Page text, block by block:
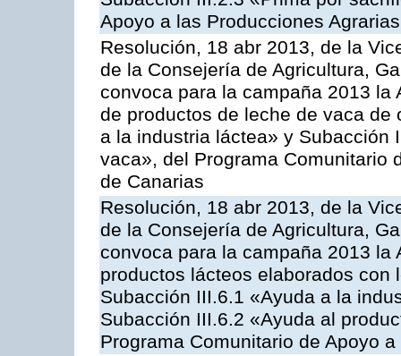
Apoyo a las Producciones
Resolución, 18 abr 2013, de la
de la Consejería de Agricultura,
convoca para la campaña 2013
de productos de leche de vaca
a la industria láctea» y Subacción
vaca», del Programa Comunitario
de Canarias
Resolución, 18 abr 2013, de la
de la Consejería de Agricultura,
convoca para la campaña 2013
productos lácteos elaborados
Subacción III.6.1 «Ayuda a la
Subacción III.6.2 «Ayuda al
Programa Comunitario de Apoyo